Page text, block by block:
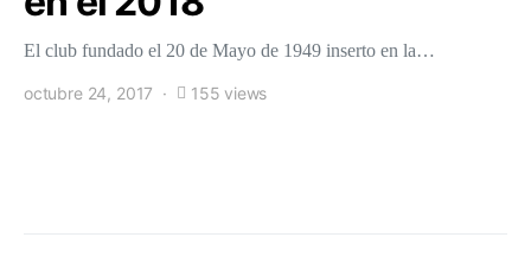
El club fundado el 20 de Mayo de 1949 inserto en la…
octubre 24, 2017 155 views